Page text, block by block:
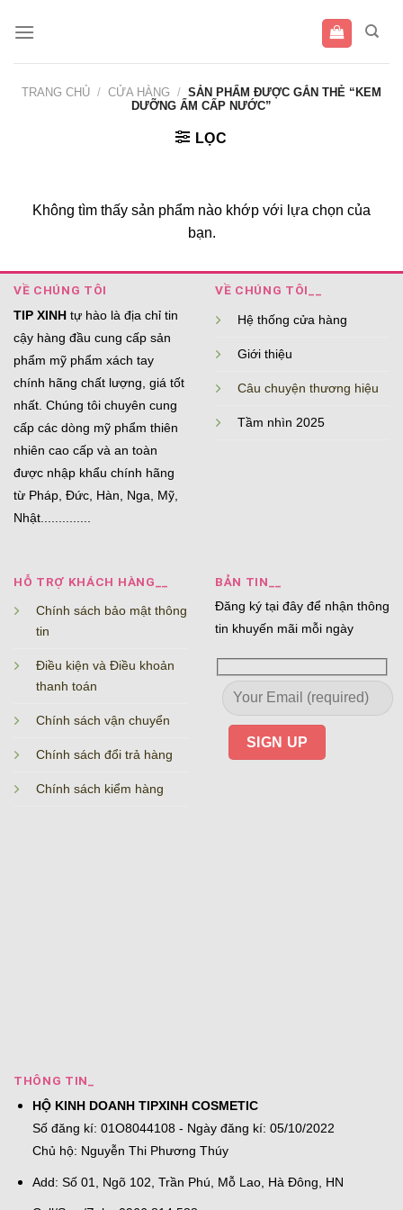
qua
TRANG CHỦ / CỬA HÀNG / SẢN PHẨM ĐƯỢC GẮN THẺ “KEM
DƯỠNG ẨM CẤP NƯỚC”
LỌC
Không tìm thấy sản phẩm nào khớp với lựa chọn của
bạn.
VỀ CHÚNG TÔI
TIP XINH tự hào là địa chỉ tin
cậy hàng đầu cung cấp sản
phẩm mỹ phẩm xách tay
chính hãng chất lượng, giá tốt
nhất. Chúng tôi chuyên cung
cấp các dòng mỹ phẩm thiên
nhiên cao cấp và an toàn
được nhập khẩu chính hãng
từ Pháp, Đức, Hàn, Nga, Mỹ,
Nhật..............
VỀ CHÚNG TÔI__
Hệ thống cửa hàng
Giới thiệu
Câu chuyện thương hiệu
Tầm nhìn 2025
HỖ TRỢ KHÁCH HÀNG__
Chính sách bảo mật thông
tin
Điều kiện và Điều khoản
thanh toán
Chính sách vận chuyển
Chính sách đổi trả hàng
Chính sách kiểm hàng
BẢN TIN__
Đăng ký tại đây để nhận thông
tin khuyến mãi mỗi ngày
THÔNG TIN_
HỘ KINH DOANH TIPXINH COSMETIC
Số đăng kí: 01O8044108 - Ngày đăng kí: 05/10/2022
Chủ hộ: Nguyễn Thi Phương Thúy
Add: Số 01, Ngõ 102, Trần Phú, Mỗ Lao, Hà Đông, HN